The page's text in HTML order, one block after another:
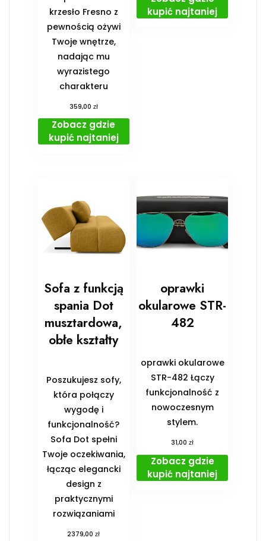
krzesło Fresno z
pewnością ożywi
Twoje wnętrze,
nadając mu
wyrazistego
charakteru
359,00 zł
Zobacz gdzie
kupić najtaniej
kupić najtaniej
Sofa z funkcją
spania Dot
musztardowa,
obłe kształty
Poszukujesz sofy,
która połączy
wygodę i
funkcjonalność?
Sofa Dot spełni
Twoje oczekiwania,
łącząc elegancki
design z
praktycznymi
rozwiązaniami
2379,00zł
oprawki
okularowe STR-
482
oprawki okularowe
STR-482 Łączy
funkcjonalność z
nowoczesnym
stylem.
31,00zł
Zobacz gdzie
kupić najtaniej